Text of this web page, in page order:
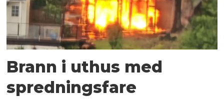
Brann i uthus med
spredningsfare